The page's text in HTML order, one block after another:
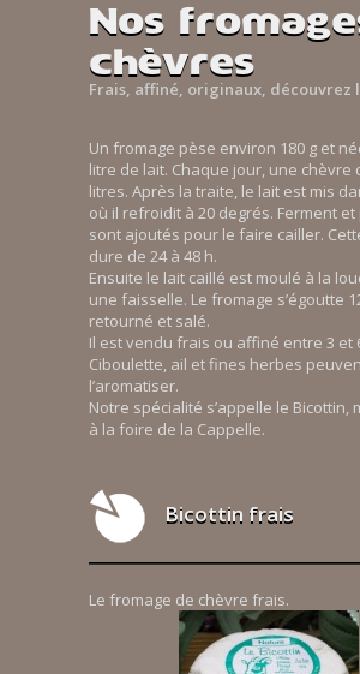
Nos
chèvres
Frais, affiné, originaux, découvrez
Un fromage pèse environ 180 g et
litre de lait. Chaque jour, une chèvre
litres. Après la traite, le lait est mis
où il refroidit à 20 degrés. Ferment
sont ajoutés pour le faire cailler.
dure de 24 à 48 h.
Ensuite le lait caillé est moulé à la
une faisselle. Le fromage s’égoutte
retourné et salé.
Il est vendu frais ou affiné entre 3 et
Ciboulette, ail et fines herbes
l’aromatiser.
Notre spécialité s’appelle le Bicottin,
à la foire de la Cappelle.
Bicottin frais
Le fromage de chèvre frais.